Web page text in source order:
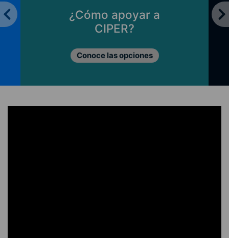
¿Cómo apoyar a
CIPER?
Conoce las opciones